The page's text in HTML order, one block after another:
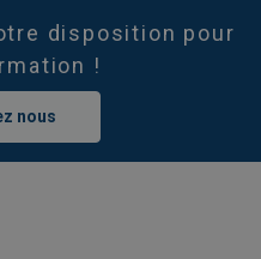
disposition pour
!
nous